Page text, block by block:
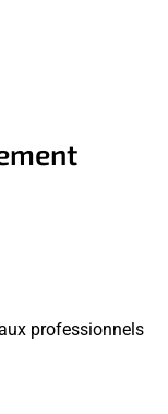
professionnels